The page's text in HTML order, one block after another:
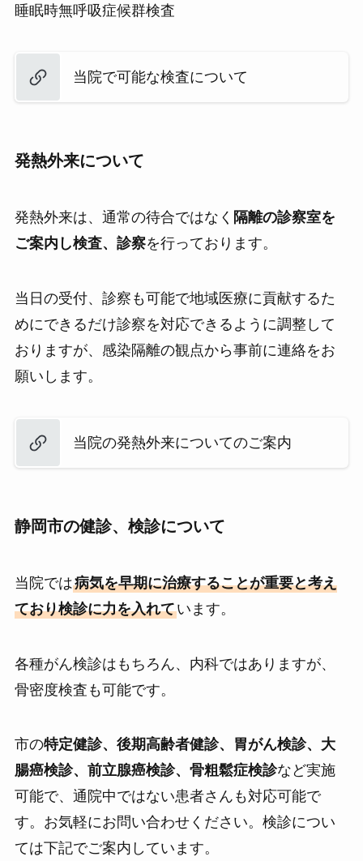
睡眠時無呼吸症候群検査
当院で可能な検査について
発熱外来について
発熱外来は、通常の待合ではなく 隔離の診察室を
ご案内し検査、診察を行っております。
当日の受付、診察も可能で地域医療に貢献するた
めにできるだけ診察を対応できるように調整して
おりますが、感染隔離の観点から事前に連絡をお
願いします。
当院の発熱外来についてのご案内
静岡市の健診、検診について
当院では病気を早期に治療することが重要と考え
ており検診に力を入れています。
各種がん検診はもちろん、内科ではありますが、
骨密度検査も可能です。
市の特定健診、後期高齢者健診、胃がん検診、大
腸癌検診、前立腺癌検診、骨粗鬆症検診など実施
可能で、通院中ではない患者さんも対応可能で
す。お気軽にお問い合わせください。検診につい
ては下記でご案内しています。